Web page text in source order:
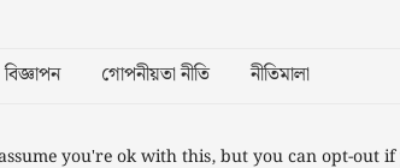
বিজ্ঞাপন গোপনীয়তা নীতি নীতিমালা
you're ok with this, but you can opt-out